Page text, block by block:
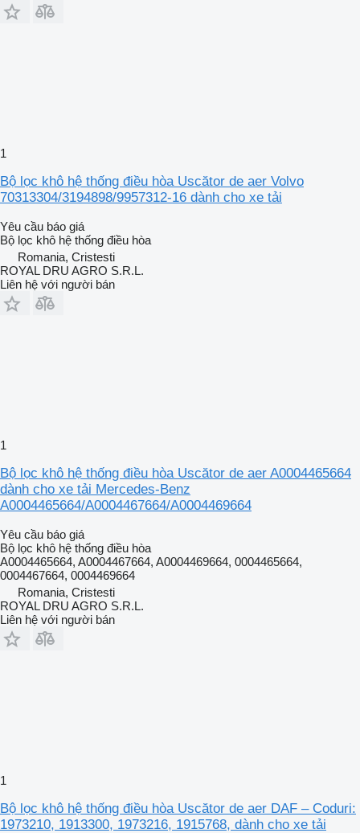
1
Bộ lọc khô hệ thống điều hòa Uscător de aer Volvo
70313304/3194898/9957312-16 dành cho xe tải
Yêu cầu báo giá
Bộ lọc khô hệ thống điều hòa
Romania, Cristesti
ROYAL DRU AGRO S.R.L.
Liên hệ với người bán
1
Bộ lọc khô hệ thống điều hòa Uscător de aer A0004465664
dành cho xe tải Mercedes-Benz
A0004465664/A0004467664/A0004469664
Yêu cầu báo giá
Bộ lọc khô hệ thống điều hòa
A0004465664, A0004467664, A0004469664, 0004465664,
0004467664, 0004469664
Romania, Cristesti
ROYAL DRU AGRO S.R.L.
Liên hệ với người bán
1
Bộ lọc khô hệ thống điều hòa Uscător de aer DAF – Coduri:
1973210, 1913300, 1973216, 1915768, dành cho xe tải